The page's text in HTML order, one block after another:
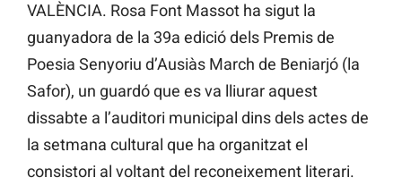
VALÈNCIA. Rosa Font Massot ha sigut la
guanyadora de la 39a edició dels Premis de
Poesia Senyoriu d’Ausiàs March de Beniarjó (la
Safor), un guardó que es va lliurar aquest
dissabte a l’auditori municipal dins dels actes de
la setmana cultural que ha organitzat el
consistori al voltant del reconeixement literari.